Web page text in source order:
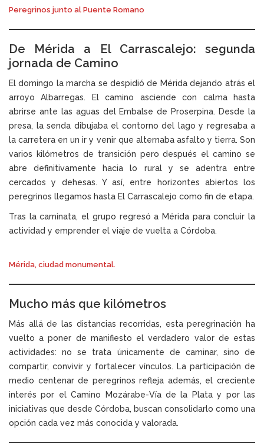
Peregrinos junto al Puente Romano
De Mérida a El Carrascalejo: segunda
jornada de Camino
El domingo la marcha se despidió de Mérida dejando atrás el
arroyo Albarregas. El camino asciende con calma hasta
abrirse ante las aguas del Embalse de Proserpina. Desde la
presa, la senda dibujaba el contorno del lago y regresaba a
la carretera en un ir y venir que alternaba asfalto y tierra. Son
varios kilómetros de transición pero después el camino se
abre definitivamente hacia lo rural y se adentra entre
cercados y dehesas. Y así, entre horizontes abiertos los
peregrinos llegamos hasta El Carrascalejo como fin de etapa.
Tras la caminata, el grupo regresó a Mérida para concluir la
actividad y emprender el viaje de vuelta a Córdoba.
Mérida, ciudad monumental.
Mucho más que kilómetros
Más allá de las distancias recorridas, esta peregrinación ha
vuelto a poner de manifiesto el verdadero valor de estas
actividades: no se trata únicamente de caminar, sino de
compartir, convivir y fortalecer vínculos. La participación de
medio centenar de peregrinos refleja además, el creciente
interés por el Camino Mozárabe-Vía de la Plata y por las
iniciativas que desde Córdoba, buscan consolidarlo como una
opción cada vez más conocida y valorada.